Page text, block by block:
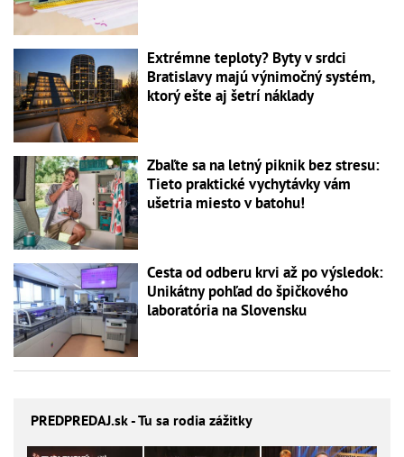
Extrémne teploty? Byty v srdci
Bratislavy majú výnimočný systém,
ktorý ešte aj šetrí náklady
Zbaľte sa na letný piknik bez stresu:
Tieto praktické vychytávky vám
ušetria miesto v batohu!
Cesta od odberu krvi až po výsledok:
Unikátny pohľad do špičkového
laboratória na Slovensku
PREDPREDAJ.sk - Tu sa rodia zážitky